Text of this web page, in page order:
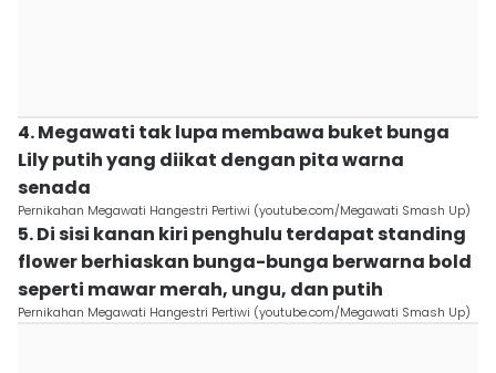
4. Megawati tak lupa membawa buket bunga
Lily putih yang diikat dengan pita warna
senada
Pernikahan Megawati Hangestri Pertiwi (youtube.com/Megawati Smash Up)
5. Di sisi kanan kiri penghulu terdapat standing
flower berhiaskan bunga-bunga berwarna bold
seperti mawar merah, ungu, dan putih
Pernikahan Megawati Hangestri Pertiwi (youtube.com/Megawati Smash Up)